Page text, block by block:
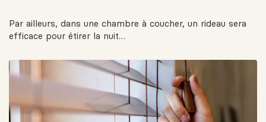
Par ailleurs, dans une chambre à coucher, un rideau sera
efficace pour étirer la nuit…